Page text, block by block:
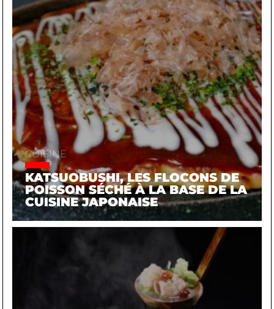
CUISINE
KATSUOBUSHI, LES FLOCONS DE
POISSON SÉCHÉ À LA BASE DE LA
CUISINE JAPONAISE